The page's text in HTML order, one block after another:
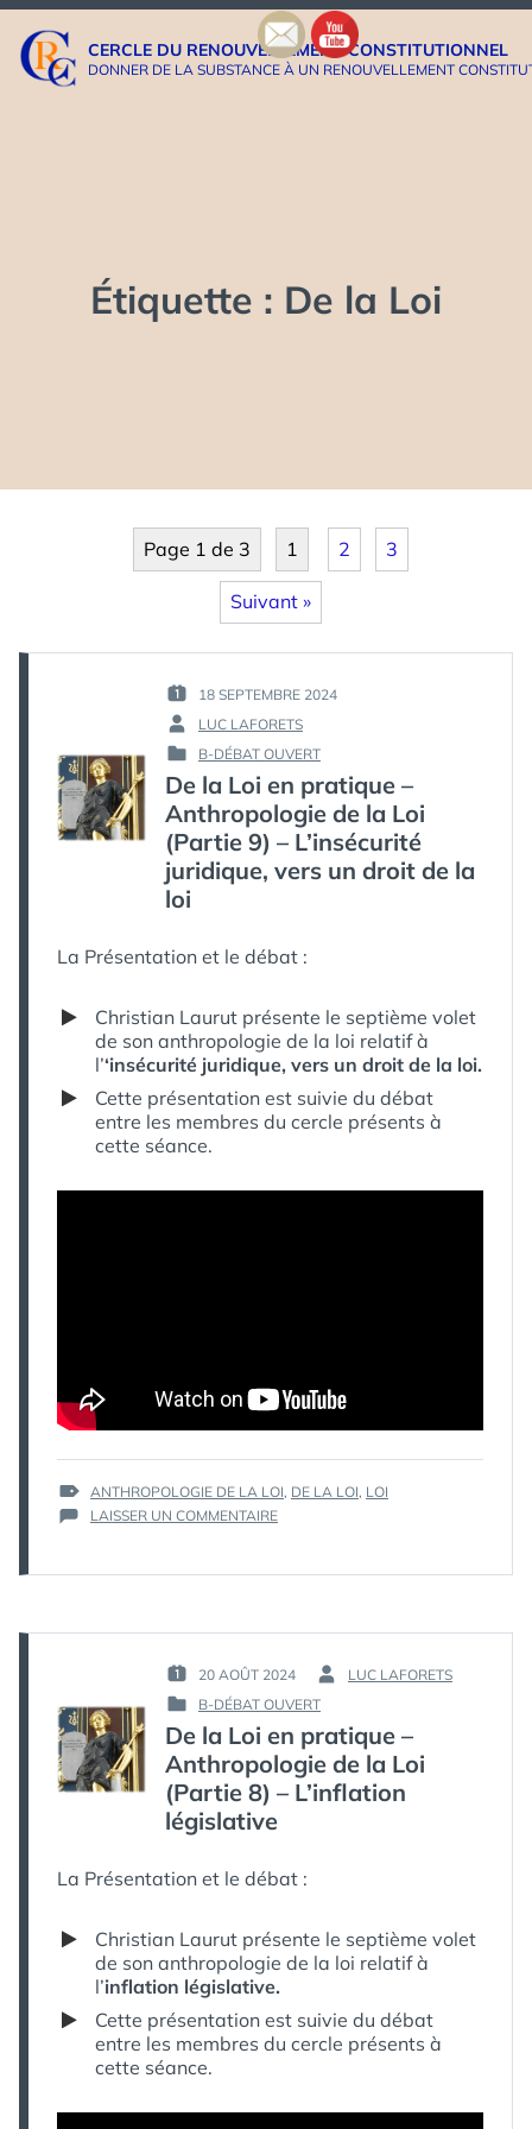
Aller
contenu
CERCLE DU RENOUVELLEMENT CONSTITUTIONNEL
DONNER DE LA SUBSTANCE À UN RENOUVELLEMENT
Étiquette : De la Loi
Page 1 de 3 1 2 3
Suivant »
PUBLIÉ
LE :
18 SEPTEMBRE 2024
PAR :
LUC LAFORETS
PUBLIÉ
DANS
B-DÉBAT OUVERT
De la Loi en pratique –
Anthropologie de la Loi
(Partie 9) – L’insécurité
juridique, vers un droit de la
loi
La Présentation et le débat :
Christian Laurut présente le septième volet
de son anthropologie de la loi relatif à
l’‘insécurité juridique, vers un droit de la loi.
Cette présentation est suivie du débat
entre les membres du cercle présents à
cette séance.
ÉTIQUETTES :
ANTHROPOLOGIE DE LA LOI, DE LA LOI, LOI
LAISSER UN COMMENTAIRESUR
LOI
ANTHROPOLOGIE
LA
LOI
(PARTIE
L’INSÉCURITÉ
VERS
DE
LA
LOI
PUBLIÉ
LE :
20 AOÛT 2024
PAR :
LUC LAFORETS
PUBLIÉ
DANS
B-DÉBAT OUVERT
De la Loi en pratique –
Anthropologie de la Loi
(Partie 8) – L’inflation
législative
La Présentation et le débat :
Christian Laurut présente le septième volet
de son anthropologie de la loi relatif à
l’inflation législative.
Cette présentation est suivie du débat
entre les membres du cercle présents à
cette séance.